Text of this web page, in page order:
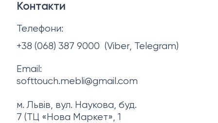
Політика конфіденційності
Про нас
Контакти
Телефони:
+38 (068) 387 9000 (Viber, Telegram)
Email:
softtouch.mebli@gmail.com
м. Львів, вул. Наукова, буд.
7 (ТЦ «Нова Маркет», 1